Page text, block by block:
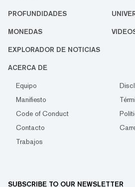
PROFUNDIDADES
MONEDAS
EXPLORADOR DE NOTICIAS
ACERCA DE
Equipo
Manifiesto
Code of Conduct
Contacto
Trabajos
SUBSCRIBE TO OUR NEWSLETTER